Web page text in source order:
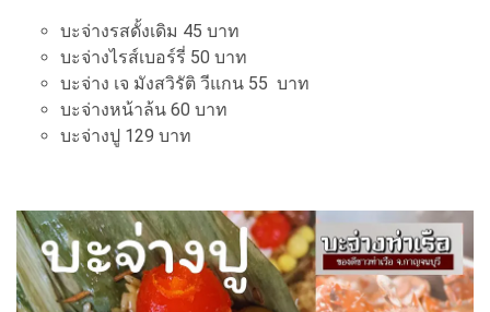
บะจ่างรสดั้งเดิม 45 บาท
บะจ่างไรส์เบอร์รี่ 50 บาท
บะจ่าง เจ มังสวิรัติ วีแกน 55 บาท
บะจ่างหน้าล้น 60 บาท
บะจ่างปู 129 บาท